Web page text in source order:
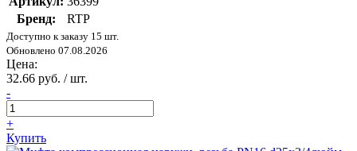
Бренд:
RTP
Доступно к заказу 15 шт.
Обновлено 07.08.2026
Цена:
32.66 руб. / шт.
-
+
Купить